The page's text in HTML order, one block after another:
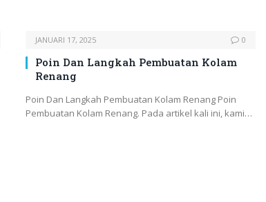
JANUARI 17, 2025 0
Poin Dan Langkah Pembuatan Kolam
Renang
Poin Dan Langkah Pembuatan Kolam Renang Poin
Pembuatan Kolam Renang. Pada artikel kali ini, kami…